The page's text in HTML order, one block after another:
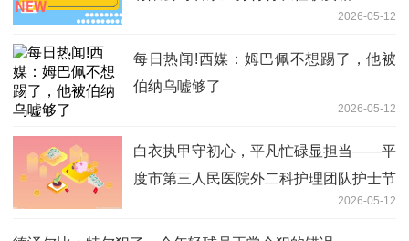
2026-05-12
每日热闻!西媒：姆巴佩不想踢了，他被
伯纳乌嘘够了
2026-05-12
白衣执甲守初心，平凡忙碌显担当——平
度市第三人民医院外二科护理团队护士节
2026-05-12